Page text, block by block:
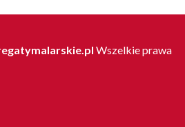
Wszelkie prawa